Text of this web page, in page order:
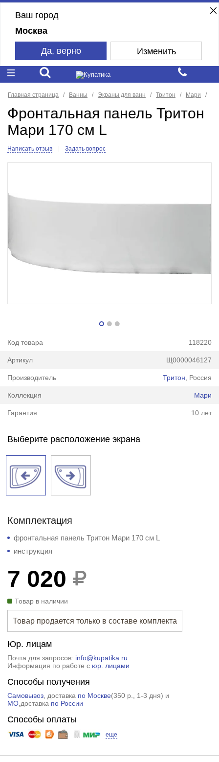
Ваш город
Москва
Да, верно Изменить
Главная страница Ванны Экраны для ванн Тритон Мари
Фронтальная панель Тритон
Мари 170 см L
Написать отзыв Задать вопрос
Код товара 118220
Артикул Щ0000046127
Производитель Тритон , Россия
Коллекция Мари
Гарантия 10 лет
Выберите расположение экрана
Комплектация
фронтальная панель Тритон Мари 170 см L
инструкция
7 020
Товар в наличии
Товар продается только в составе комплекта
Юр. лицам
Почта для запросов: info@kupatika.ru
Информация по работе с юр. лицами
Способы получения
Самовывоз, доставка по Москве(350 р.
, 1-3 дня) и
МО,доставка по России
Способы оплаты
еще